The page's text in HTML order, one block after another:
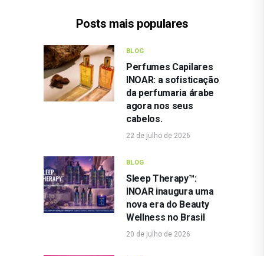
Posts mais populares
BLOG
Perfumes Capilares
INOAR: a sofisticação
da perfumaria árabe
agora nos seus
cabelos.
22 de julho de 2026
BLOG
Sleep Therapy™:
INOAR inaugura uma
nova era do Beauty
Wellness no Brasil
20 de julho de 2026